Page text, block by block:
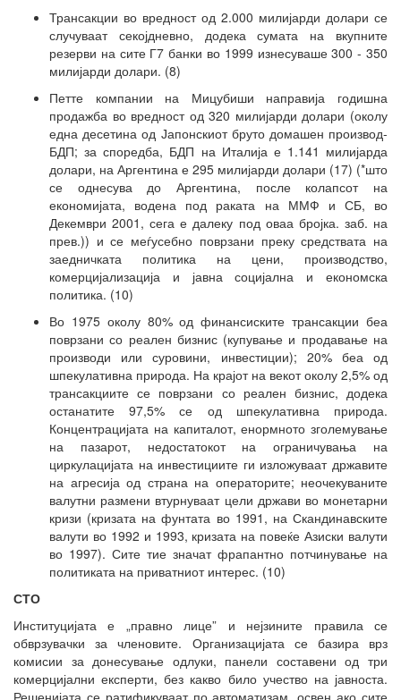
Трансакции во вредност од 2.000 милијарди долари се
случуваат секојдневно, додека сумата на вкупните
резерви на сите Г7 банки во 1999 изнесуваше 300 - 350
милијарди долари. (8)
Петте компании на Мицубиши направија годишна
продажба во вредност од 320 милијарди долари (околу
една десетина од Јапонскиот бруто домашен производ-
БДП; за споредба, БДП на Италија е 1.141 милијарда
долари, на Аргентина е 295 милијарди долари (17) (*што
се однесува до Аргентина, после колапсот на
економијата, водена под раката на ММФ и СБ, во
Декември 2001, сега е далеку под оваа бројка. заб. на
прев.)) и се меѓусебно поврзани преку средствата на
заедничката политика на цени, производство,
комерцијализација и јавна социјална и економска
политика. (10)
Во 1975 околу 80% од финансиските трансакции беа
поврзани со реален бизнис (купување и продавање на
производи или суровини, инвестиции); 20% беа од
шпекулативна природа. На крајот на векот околу 2,5% од
трансакциите се поврзани со реален бизнис, додека
останатите 97,5% се од шпекулативна природа.
Концентрацијата на капиталот, енормното зголемување
на пазарот, недостатокот на ограничувања на
циркулацијата на инвестициите ги изложуваат државите
на агресија од страна на операторите; неочекуваните
валутни размени втурнуваат цели држави во монетарни
кризи (кризата на фунтата во 1991, на Скандинавските
валути во 1992 и 1993, кризата на повеќе Азиски валути
во 1997). Сите тие значат фрапантно потчинување на
политиката на приватниот интерес. (10)
СТО
Институцијата е „правно лице” и нејзините правила се
обврзувачки за членовите. Организацијата се базира врз
комисии за донесување одлуки, панели составени од три
комерцијални експерти, без какво било учество на јавноста.
Решенијата се ратификуваат по автоматизам, освен ако сите